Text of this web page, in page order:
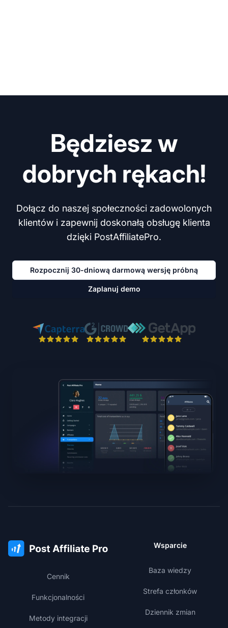
Będziesz w
dobrych rękach!
Dołącz do naszej społeczności zadowolonych
klientów i zapewnij doskonałą obsługę klienta
dzięki PostAffiliatePro.
Rozpocznij 30-dniową darmową wersję próbną
Zaplanuj demo
Cennik
Funkcjonalności
Metody integracji
Wsparcie
Baza wiedzy
Strefa członków
Dziennik zmian